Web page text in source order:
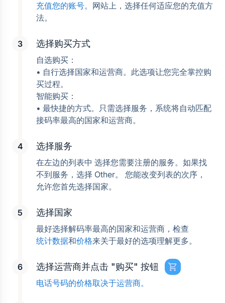
充值您的账号。 网站上，选择任何适应您的充值方
法。
选择购买方式
自选购买：
• 自行选择国家和运营商。此选项让您完全掌控购
买过程。
智能购买：
• 最快捷的方式。只需选择服务，系统将自动匹配
接码率最高的国家和运营商。
选择服务
在左边的列表中 选择您需要注册的服务。如果找
不到服务，选择 Other。 您能改变列表的次序，
允许您首先选择国家。
选择国家
最好选择解码率最高的国家和运营商，检查
统计数据和价格来关于最好的选项理解更多。
选择运营商并点击 "购买" 按钮
电话号码的价格取决于运营商。